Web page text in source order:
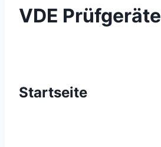
VDE Prüfgeräte
Startseite